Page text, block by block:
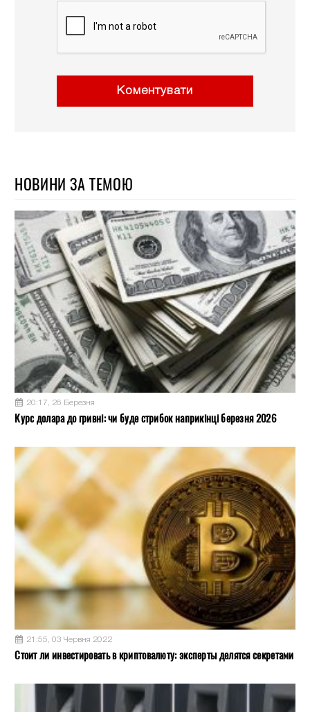
Коментувати
НОВИНИ ЗА ТЕМОЮ
20:17, 26 Березня
Курс долара до гривні: чи буде стрибок наприкінці березня 2026
21:55, 03 Червня 2022
Стоит ли инвестировать в криптовалюту: эксперты делятся секретами